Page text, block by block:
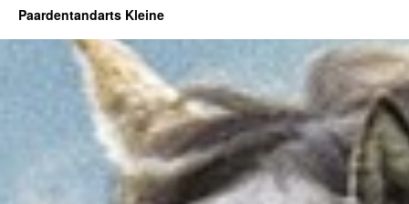
Paardentandarts Kleine